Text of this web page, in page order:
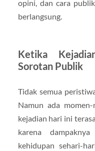
opini, dan cara
berlangsung.
Ketika
Sorotan Publik
Tidak semua
Namun ada
kejadian hari ini
karena
kehidupan sehari-